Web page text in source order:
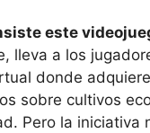
este
lleva a los
donde
sobre cultivos
Pero la iniciativa